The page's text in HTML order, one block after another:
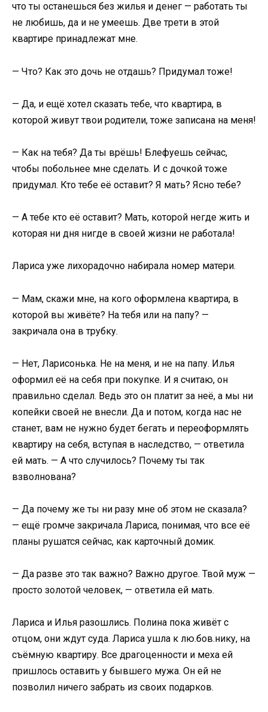
что ты останешься без жилья и денег — работать ты
не любишь, да и не умеешь. Две трети в этой
квартире принадлежат мне.
— Что? Как это дочь не отдашь? Придумал тоже!
— Да, и ещё хотел сказать тебе, что квартира, в
которой живут твои родители, тоже записана на меня!
— Как на тебя? Да ты врёшь! Блефуешь сейчас,
чтобы побольнее мне сделать. И с дочкой тоже
придумал. Кто тебе её оставит? Я мать? Ясно тебе?
— А тебе кто её оставит? Мать, которой негде жить и
которая ни дня нигде в своей жизни не работала!
Лариса уже лихорадочно набирала номер матери.
— Мам, скажи мне, на кого оформлена квартира, в
которой вы живёте? На тебя или на папу? —
закричала она в трубку.
— Нет, Ларисонька. Не на меня, и не на папу. Илья
оформил её на себя при покупке. И я считаю, он
правильно сделал. Ведь это он платит за неё, а мы ни
копейки своей не внесли. Да и потом, когда нас не
станет, вам не нужно будет бегать и переоформлять
квартиру на себя, вступая в наследство, — ответила
ей мать. — А что случилось? Почему ты так
взволнована?
— Да почему же ты ни разу мне об этом не сказала?
— ещё громче закричала Лариса, понимая, что все её
планы рушатся сейчас, как карточный домик.
— Да разве это так важно? Важно другое. Твой муж —
просто золотой человек, — ответила ей мать.
Лариса и Илья разошлись. Полина пока живёт с
отцом, они ждут суда. Лариса ушла к лю.бов.нику, на
съёмную квартиру. Все драгоценности и меха ей
пришлось оставить у бывшего мужа. Он ей не
позволил ничего забрать из своих подарков.